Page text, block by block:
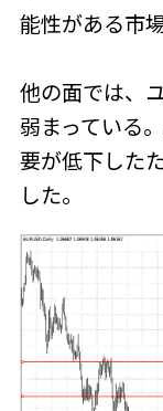
能性がある市場
他の面では、
弱まっている
要が低下した
した。